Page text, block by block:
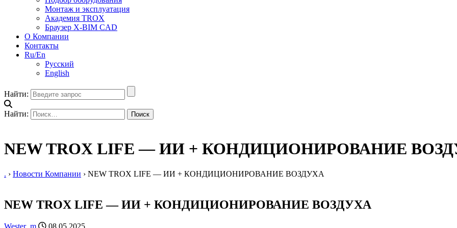
Монтаж и эксплуатация
Академия TROX
Браузер X-BIM CAD
О Компании
Контакты
Ru/En
Русский
English
Найти:
Найти:
NEW TROX LIFE — ИИ + КОНДИЦИОНИРОВАНИЕ
. › Новости Компании › NEW TROX LIFE — ИИ + КОНДИЦИОНИРОВАНИЕ ВОЗДУХА
NEW TROX LIFE — ИИ + КОНДИЦИОНИРОВАНИЕ ВОЗДУХА
Wester_m 08.05.2025